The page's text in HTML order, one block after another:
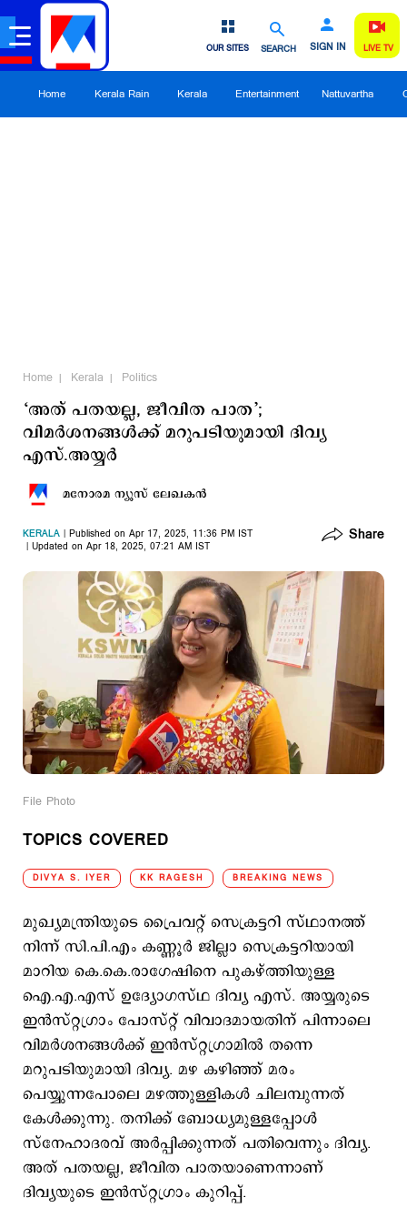
SEARCH SIGN IN
OUR SITES LIVE TV
Home Kerala Rain Kerala Entertainment Nattuvartha
Home Kerala Politics
‘അത് പതയല്ല, ജീവിത പാത’;
വിമര്‍ശനങ്ങള്‍ക്ക് മറുപടിയുമായി ദിവ്യ
എസ്.അയ്യര്‍
മനോരമ ന്യൂസ് ലേഖകന്‍
KERALA
Published on Apr 17, 2025, 11:36 PM IST
Updated on Apr 18, 2025, 07:21 AM IST
Share
File Photo
TOPICS COVERED
DIVYA S. IYER KK RAGESH BREAKING NEWS
മുഖ്യമന്ത്രിയുടെ പ്രൈവറ്റ് സെക്രട്ടറി സ്ഥാനത്ത്
നിന്ന് സി.പി.എം കണ്ണൂര്‍ ജില്ലാ സെക്രട്ടറിയായി
മാറിയ കെ.കെ.രാഗേഷിനെ പുകഴ്ത്തിയുള്ള
ഐ.എ.എസ് ഉദ്യോഗസ്ഥ ദിവ്യ എസ്. അയ്യരുടെ
ഇന്‍സ്റ്റഗ്രാം പോസ്റ്റ് വിവാദമായതിന് പിന്നാലെ
വിമര്‍ശനങ്ങള്‍ക്ക് ഇന്‍സ്റ്റഗ്രാമില്‍ തന്നെ
മറുപടിയുമായി ദിവ്യ. മഴ കഴിഞ്ഞ് മരം
പെയ്യുന്നപോലെ മഴത്തുള്ളികള്‍ ചിലമ്പുന്നത്
കേള്‍ക്കുന്നു. തനിക്ക് ബോധ്യമുള്ളപ്പോള്‍
സ്നേഹാദരവ് അര്‍പ്പിക്കുന്നത് പതിവെന്നും ദിവ്യ.
അത് പതയല്ല, ജീവിത പാതയാണെന്നാണ്
ദിവ്യയുടെ ഇന്‍സ്റ്റഗ്രാം കുറിപ്പ്.